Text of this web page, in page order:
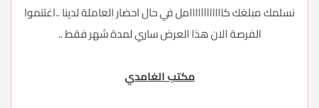
نسلمك مبلغك كاااااااااااامل في حال احضار العاملة لدينا ..اغتنموا
الفرصة الان هذا العرض ساري لمدة شهر فقط ..
مكتب الغامدي